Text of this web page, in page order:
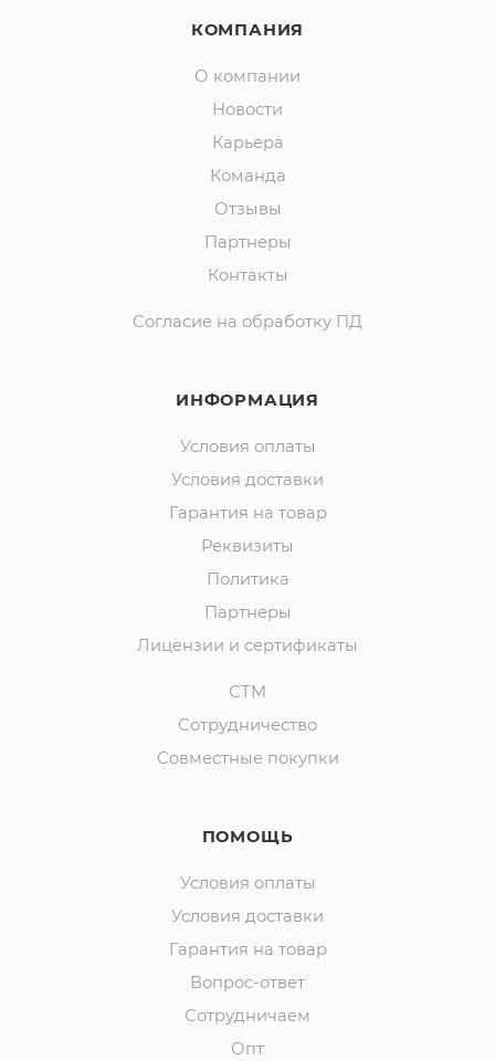
КОМПАНИЯ
О компании
Новости
Карьера
Команда
Отзывы
Партнеры
Контакты
Согласие на обработку ПД
ИНФОРМАЦИЯ
Условия оплаты
Условия доставки
Гарантия на товар
Реквизиты
Политика
Партнеры
Лицензии и сертификаты
СТМ
Сотрудничество
Совместные покупки
ПОМОЩЬ
Условия оплаты
Условия доставки
Гарантия на товар
Вопрос-ответ
Сотрудничаем
Опт